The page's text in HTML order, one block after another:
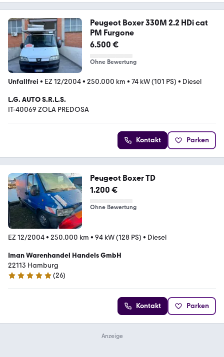
Peugeot Boxer 330M 2.2 HDi cat
PM Furgone
6.500 €
Ohne Bewertung
Unfallfrei • EZ 12/2004• 250.000 km • 74 kW (101 PS) • Diesel
L.G. AUTO S.R.L.S.
IT-40069 ZOLA PREDOSA
Kontakt Parken
Peugeot Boxer TD
1.200 €
Ohne Bewertung
EZ 12/2004• 250.000 km • 94 kW (128 PS) • Diesel
Iman Warenhandel Handels GmbH
22113 Hamburg
5 Sterne
(26)
Kontakt Parken